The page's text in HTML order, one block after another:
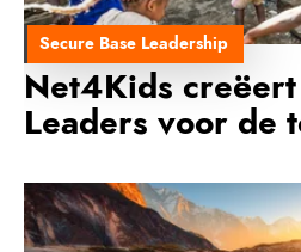
Secure Base Leadership
Net4Kids
Leaders voor de